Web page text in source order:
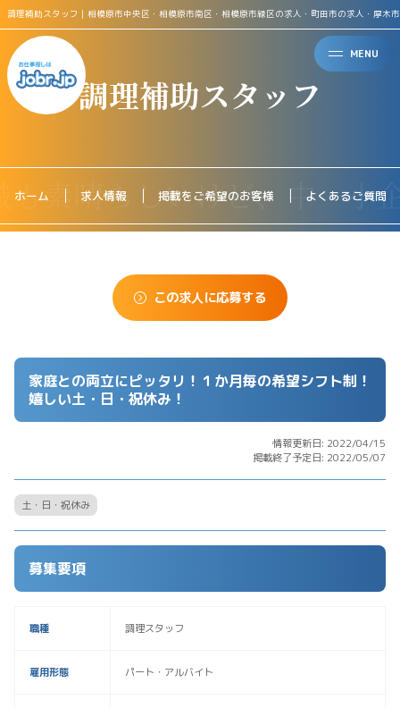
MENU
調理補助スタッフ｜相模原市中央区・相模原市南区・相模原市緑区の求人・町田市の求人・厚木
調理補助スタッフ
ホーム 求人情報 掲載をご希望のお客様 よくあるご質問
この求人に応募する
家庭との両立にピッタリ！１か月毎の希望シフト制！
嬉しい土・日・祝休み！
情報更新日: 2022/04/15
掲載終了予定日: 2022/05/07
土・日・祝休み
募集要項
職種 調理スタッフ
雇用形態 パート・アルバイト